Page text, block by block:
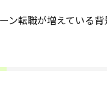
ン転職が増えている